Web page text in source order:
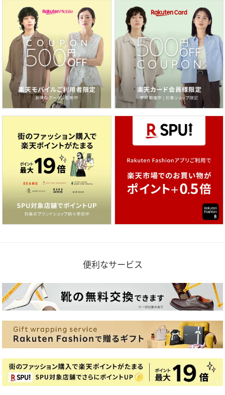
便利なサービス